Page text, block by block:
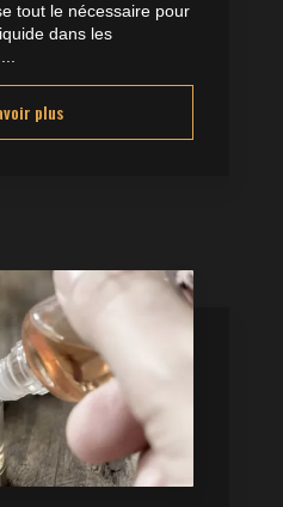
tout le nécessaire pour
dans les
plus